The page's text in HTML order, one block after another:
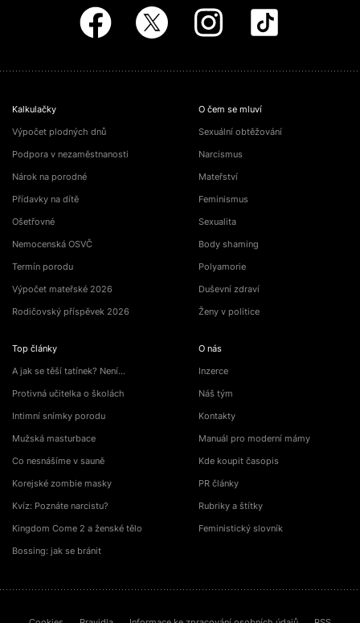
Kalkulačky
Výpočet plodných dnů
Podpora v nezaměstnanosti
Nárok na porodné
Přídavky na dítě
Ošetřovné
Nemocenská OSVČ
Termín porodu
Výpočet mateřské 2026
Rodičovský příspěvek 2026
Top články
A jak se těší tatínek? Není…
Protivná učitelka o školách
Intimní snímky porodu
Mužská masturbace
Co nesnášíme v sauně
Korejské zombie masky
Kvíz: Poznáte narcistu?
Kingdom Come 2 a ženské tělo
Bossing: jak se bránit
O čem se mluví
Sexuální obtěžování
Narcismus
Mateřství
Feminismus
Sexualita
Body shaming
Polyamorie
Duševní zdraví
Ženy v politice
O nás
Inzerce
Náš tým
Kontakty
Manuál pro moderní mámy
Kde koupit časopis
PR články
Rubriky a štítky
Feministický slovník